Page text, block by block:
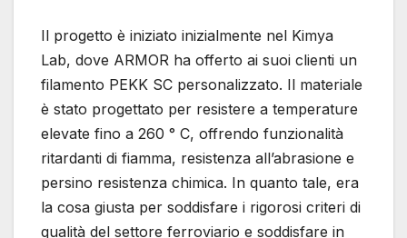
Il progetto è iniziato inizialmente nel Kimya
Lab, dove ARMOR ha offerto ai suoi clienti un
filamento PEKK SC personalizzato. Il materiale
è stato progettato per resistere a temperature
elevate fino a 260 ° C, offrendo funzionalità
ritardanti di fiamma, resistenza all’abrasione e
persino resistenza chimica. In quanto tale, era
la cosa giusta per soddisfare i rigorosi criteri di
qualità del settore ferroviario e soddisfare in